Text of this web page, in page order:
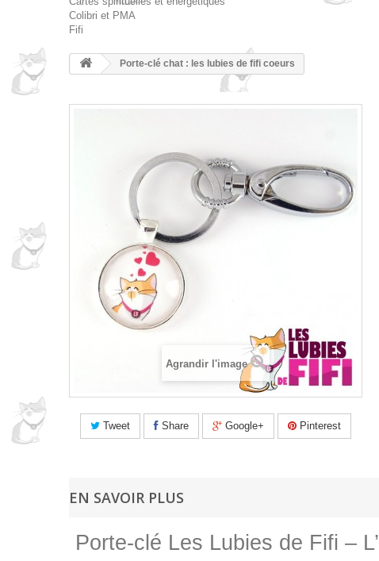
Colibri et PMA
Fifi
Porte-clé chat : les lubies de fifi coeurs
Agrandir l'image
Tweet Share Google+ Pinterest
EN SAVOIR PLUS
Porte-clé Les Lubies de Fifi –